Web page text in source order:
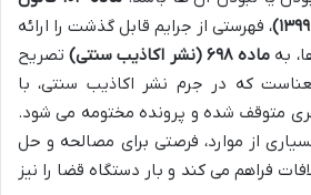
، فهرستی از جرایم قابل گذشت را ارائه
به ماده ۶۹۸ (نشر اکاذیب سنتی)
تصریح
که در جرم نشر اکاذیب سنتی، با
متوقف شده و پرونده مختومه می شود.
از موارد، فرصتی برای مصالحه و حل
فراهم می کند و بار دستگاه قضا را نیز